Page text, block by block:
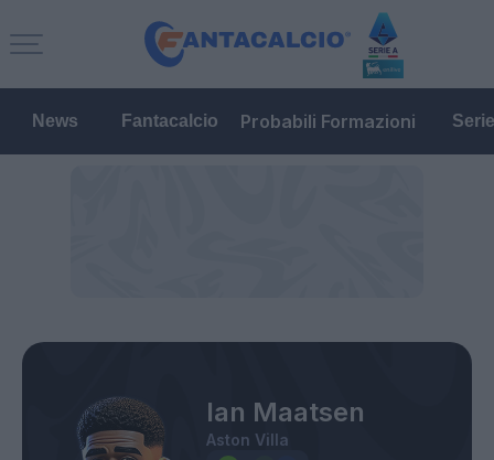
News Fantacalcio Probabili Formazioni
Ian Maatsen
Aston Villa